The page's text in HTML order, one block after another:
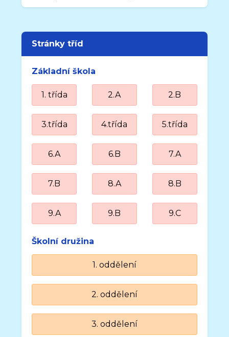
Stránky tříd
Základní škola
1. třída 2.A 2.B
3.třída 4.třída 5.třída
6.A 6.B 7.A
7.B 8.A 8.B
9.A 9.B 9.C
Školní družina
1. oddělení
2. oddělení
3. oddělení